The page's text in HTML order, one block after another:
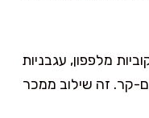
מלפפון, עגבניות
קר. זה שילוב ממכר